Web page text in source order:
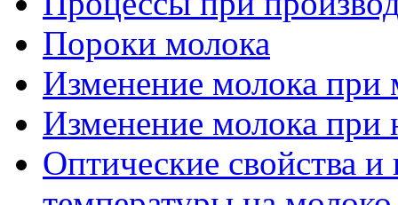
Пороки молока
Изменение молока при
Изменение молока при
Оптические свойства